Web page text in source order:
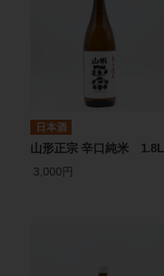
日本酒
山形正宗 辛口純米 1.8L
3,000円